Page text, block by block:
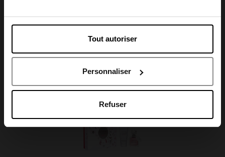
Tout autoriser
Personnaliser
Refuser
Avis client
Oublié quelque chose ?
April Belgique
April Luxembourg